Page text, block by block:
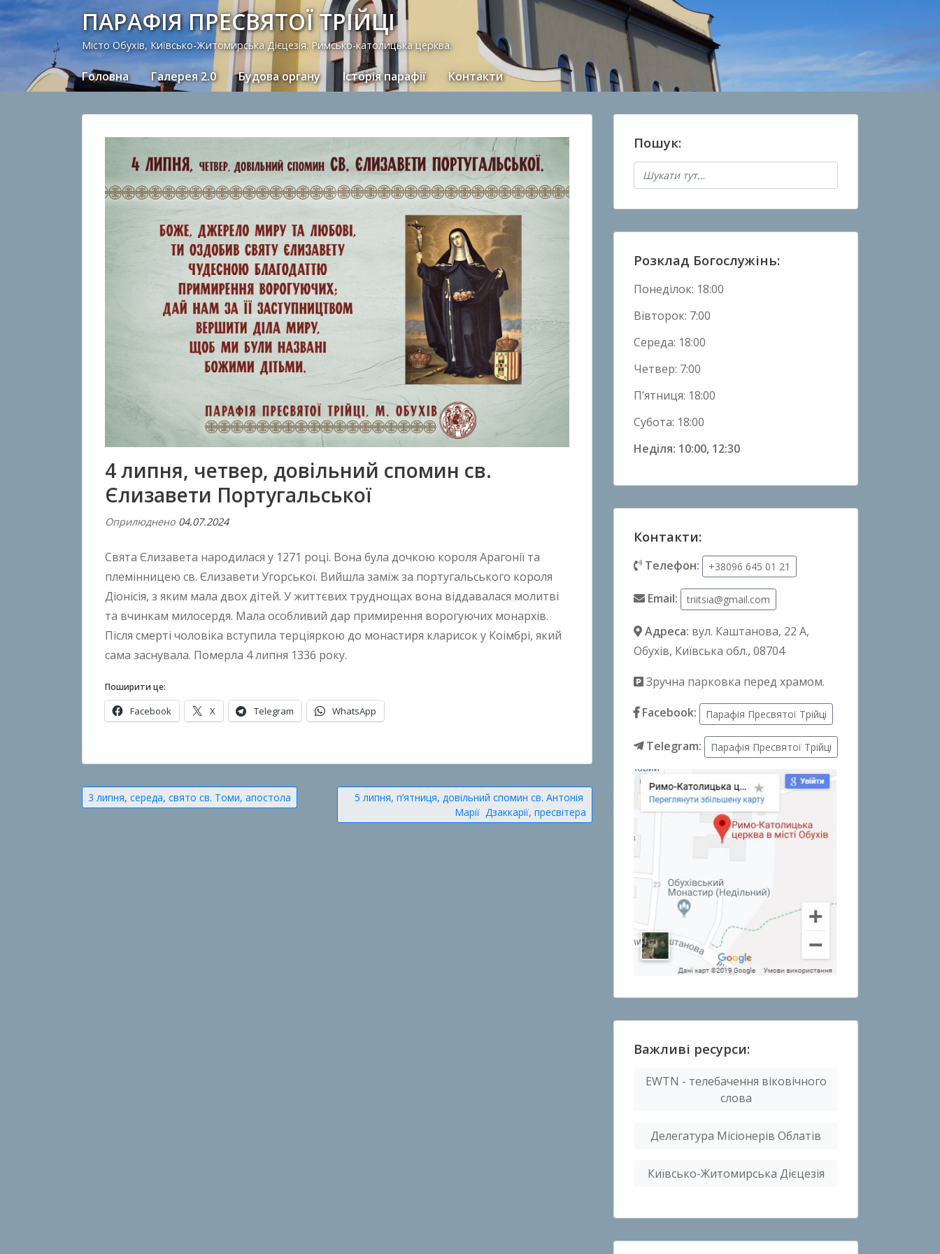
ПАРАФІЯ ПРЕСВЯТОЇ ТРІЙЦІ
Місто Обухів, Київсько-Житомирська Дієцезія. Римсько-католицька церква.
Головна Галерея 2.0 Будова органу Історія парафії Контакти
4 липня, четвер, довільний спомин св.
Єлизавети Португальської
Оприлюднено 04.07.2024В
д
A
n
n
B
k
k
o
Свята Єлизавета народилася у 1271 році. Вона була дочкою короля Арагонії та
племінницею св. Єлизавети Угорської. Вийшла заміж за португальського короля
Діонісія, з яким мала двох дітей. У життєвих труднощах вона віддавалася молитві
та вчинкам милосердя. Мала особливий дар примирення ворогуючих монархів.
Після смерті чоловіка вступила терціяркою до монастиря кларисок у Коімбрі, який
сама заснувала. Померла 4 липня 1336 року.
Поширити це:
Facebook X Telegram WhatsApp
п
у
б
Навігація
3 липня, середа, свято св. Томи, апостола
5 липня, п’ятниця, довільний спомин св. Антонія
Марії Дзаккарії, пресвітера
Пошук:
Розклад Богослужінь:
Понеділок: 18:00
Вівторок: 7:00
Середа: 18:00
Четвер: 7:00
П’ятниця: 18:00
Субота: 18:00
Неділя: 10:00, 12:30
Контакти:
Телефон: +38096 645 01 21
Email: triitsia@gmail.com
Адреса: вул. Каштанова, 22 А,
Обухів, Київська обл., 08704
Зручна парковка перед храмом.
Facebook:
Парафія Пресвятої Трійці
Telegram: Парафія Пресвятої Трійці
Важливі ресурси:
EWTN - телебачення віковічного
слова
Делегатура Місіонерів Облатів
Київсько-Житомирська Дієцезія